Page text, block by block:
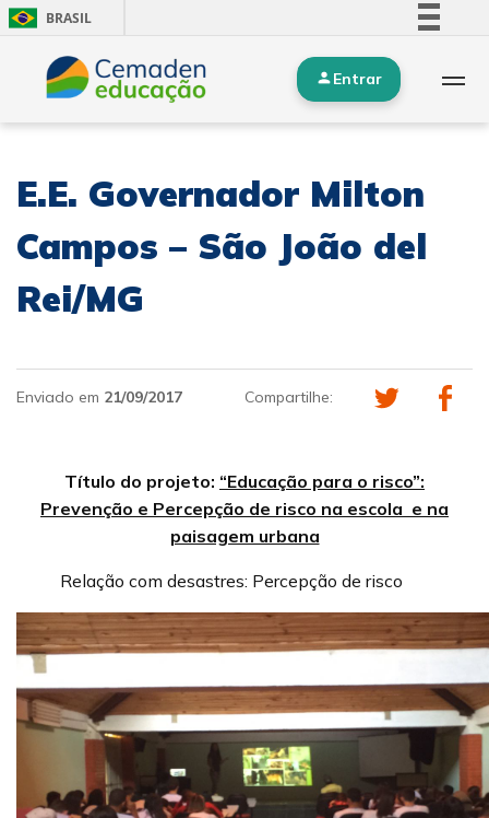
BRASIL
Simplifique!
Comunica BR
Legislação
Entrar
E.E. Governador Milton
Campos – São João del
Rei/MG
Enviado em 21/09/2017 Compartilhe:
Título do projeto: “Educação para o risco”:
Prevenção e Percepção de risco na escola e na
paisagem urbana
Relação com desastres: Percepção de risco